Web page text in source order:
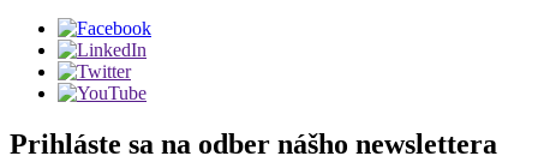
Prihláste sa na odber nášho newslettera